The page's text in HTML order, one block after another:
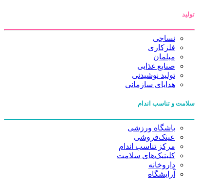
تولید
نساجی
فلزکاری
مبلمان
صنایع غذایی
تولید نوشیدنی
هدایای سازمانی
سلامت و تناسب اندام
باشگاه ورزشی
عینک‌فروشی
مرکز تناسب اندام
کلینیک‌های سلامت
داروخانه
آرایشگاه